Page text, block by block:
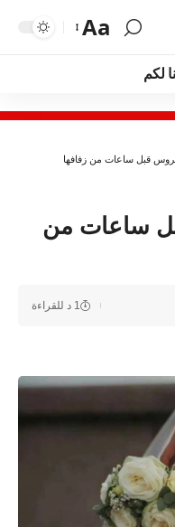
Aa
لكم
قبل ساعات من زفافها
ساعات من
1 د للقراءة